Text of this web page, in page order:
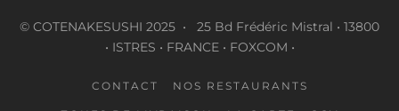
© COTENAKESUSHI 2025 • 25 Bd Frédéric Mistral • 13800
• ISTRES • FRANCE • FOXCOM •
CONTACT NOS RESTAURANTS